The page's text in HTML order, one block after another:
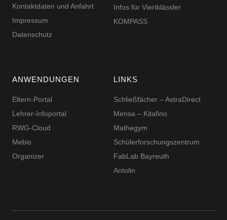
Kontaktdaten und Anfahrt
Impressum
Datenschutz
Infos für Viertklässler
KOMPASS
ANWENDUNGEN
Eltern-Portal
Lehrer-Infoportal
RWG-Cloud
Mebis
Organizer
LINKS
Schließfächer – AstraDirect
Mensa – Kitafino
Mathegym
Schüler­for­schungs­zentrum
FabLab Bayreuth
Antolin